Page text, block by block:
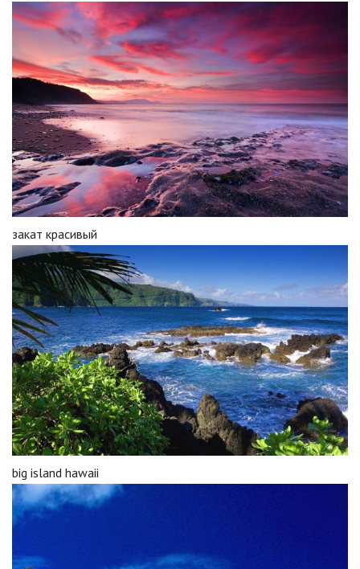
закат красивый
big island hawaii